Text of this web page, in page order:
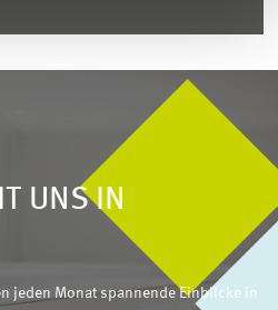
UNS IN
jeden Monat spannende Einblicke in